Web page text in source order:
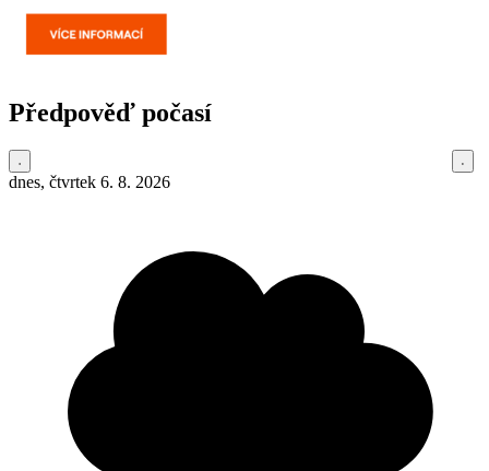
Předpověď počasí
dnes, čtvrtek 6. 8. 2026